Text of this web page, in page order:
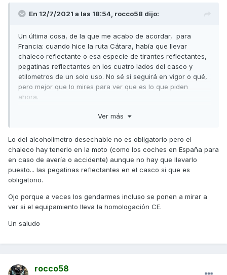
En 12/7/2021 a las 18:54, rocco58 dijo:
Un última cosa, de la que me acabo de acordar, para
Francia: cuando hice la ruta Cátara, había que llevar
chaleco reflectante o esa especie de tirantes reflectantes,
pegatinas reflectantes en los cuatro lados del casco y
etilometros de un solo uso. No sé si seguirá en vigor o qué,
pero mejor que lo mires para ver que es lo que piden
ahora.
Ver más
Lo del alcoholímetro desechable no es obligatorio pero el
chaleco hay tenerlo en la moto (como los coches en España para
en caso de avería o accidente) aunque no hay que llevarlo
puesto... las pegatinas reflectantes en el casco si que es
obligatorio.
Ojo porque a veces los gendarmes incluso se ponen a mirar a
ver si el equipamiento lleva la homologación CE.
Un saludo
rocco58